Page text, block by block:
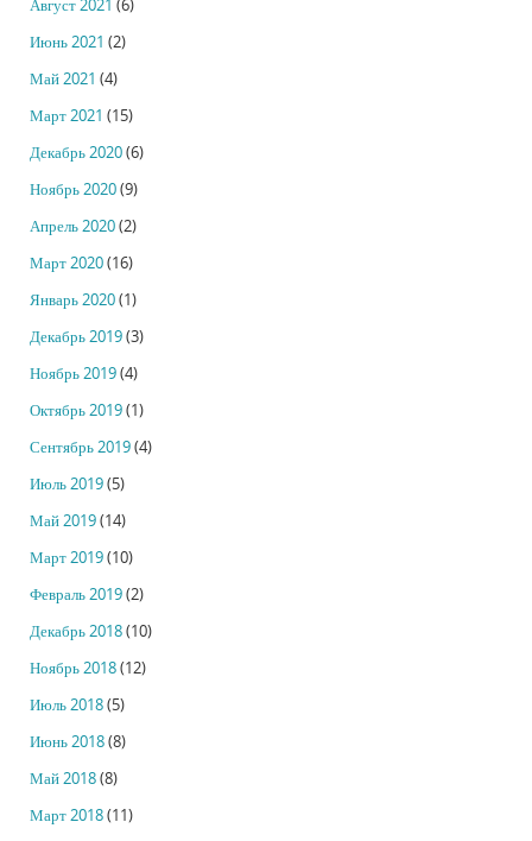
Август 2021 (6)
Июнь 2021 (2)
Май 2021 (4)
Март 2021 (15)
Декабрь 2020(6)
Ноябрь 2020(9)
Апрель 2020(2)
Март 2020(16)
Январь 2020(1)
Декабрь 2019(3)
Ноябрь 2019(4)
Октябрь 2019(1)
Сентябрь 2019(4)
Июль 2019(5)
Май 2019(14)
Март 2019(10)
Февраль 2019(2)
Декабрь 2018(10)
Ноябрь 2018(12)
Июль 2018(5)
Июнь 2018(8)
Май 2018(8)
Март 2018(11)